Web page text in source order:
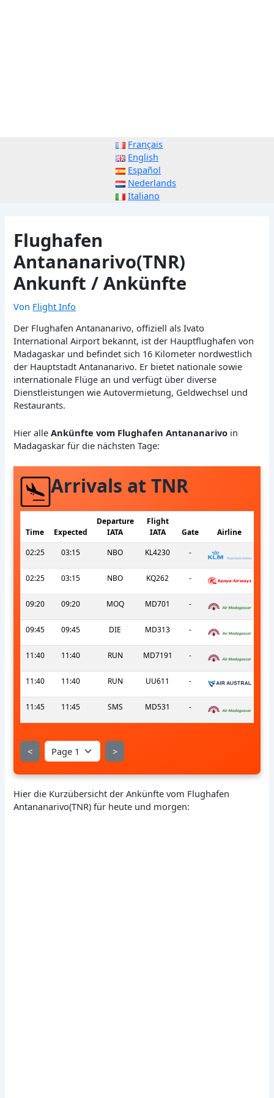
Français
English
Español
Nederlands
Italiano
Flughafen
Antananarivo(TNR)
Ankunft / Ankünfte
Von Flight Info
Der Flughafen Antananarivo, offiziell als Ivato
International Airport bekannt, ist der Hauptflughafen von
Madagaskar und befindet sich 16 Kilometer nordwestlich
der Hauptstadt Antananarivo. Er bietet nationale sowie
internationale Flüge an und verfügt über diverse
Dienstleistungen wie Autovermietung, Geldwechsel und
Restaurants.
Hier alleAnkünfte vom Flughafen Antananarivo in
Madagaskar für die nächsten Tage:
Arrivals at TNR
Time Expected
Departure
IATA
Flight
IATA
Gate
Airline
02:25
03:15 NBO KL4230 -
02:25 03:15 NBO KQ262 -
09:20 09:20 MOQ MD701 -
09:45 09:45 DIE MD313 -
11:40 11:40 RUN MD7191 -
11:40 11:40 RUN UU611 -
11:45 11:45 SMS MD531 -
< >
Hier die Kurzübersicht der Ankünfte vom Flughafen
Antananarivo(TNR) für heute und morgen: